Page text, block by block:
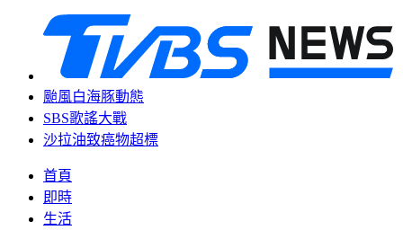
颱風白海豚動態
SBS歌謠大戰
沙拉油致癌物超標
首頁
即時
生活